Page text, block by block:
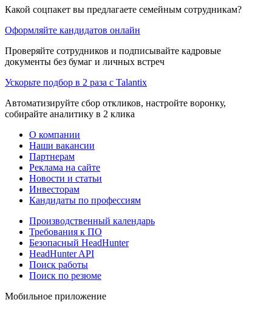
Какой соцпакет вы предлагаете семейным сотрудникам?
Оформляйте кандидатов онлайн
Проверяйте сотрудников и подписывайте кадровые
документы без бумаг и личных встреч
Ускорьте подбор в 2 раза с Talantix
Автоматизируйте сбор откликов, настройте воронку,
собирайте аналитику в 2 клика
О компании
Наши вакансии
Партнерам
Реклама на сайте
Новости и статьи
Инвесторам
Кандидаты по профессиям
Производственный календарь
Требования к ПО
Безопасный HeadHunter
HeadHunter API
Поиск работы
Поиск по резюме
Мобильное приложение